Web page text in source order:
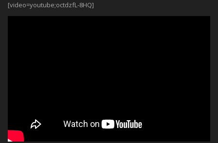
[video=youtube;octdzfL-8HQ]